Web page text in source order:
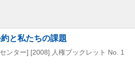
と私たちの課題
ンター] [2008] 人権ブックレット No. 1